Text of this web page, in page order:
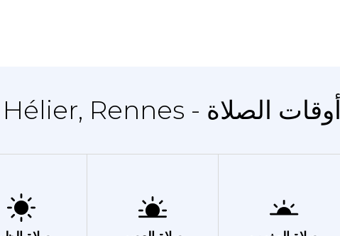
المدينة Thabor - Saint Hélier, Rennes - أوقات الصلاة